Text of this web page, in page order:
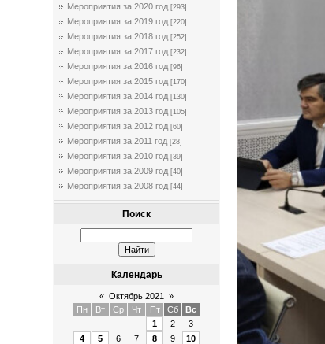
Мероприятия за 2020 год [293]
Мероприятия за 2019 год [220]
Мероприятия за 2018 год [252]
Мероприятия за 2017 год [232]
Мероприятия за 2016 год [96]
Мероприятия за 2015 год [170]
Мероприятия за 2014 год [130]
Мероприятия за 2013 год [105]
Мероприятия за 2012 год [60]
Мероприятия за 2011 год [28]
Мероприятия за 2010 год [39]
Мероприятия за 2009 год [40]
Мероприятия за 2008 год [44]
Поиск
Календарь
« Октябрь 2021
»
Пн
Вт Ср Чт Пт Сб
Вс
1
2
3
4
5 6 7 8 9
10